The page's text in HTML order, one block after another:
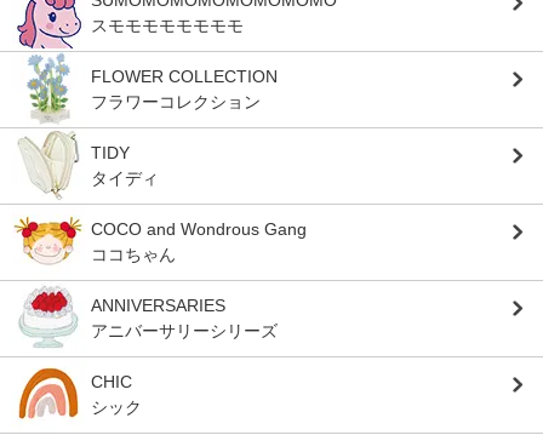
スモモモモモモモモ
FLOWER COLLECTION
フラワーコレクション
TIDY
タイディ
COCO and Wondrous Gang
ココちゃん
ANNIVERSARIES
アニバーサリーシリーズ
CHIC
シック